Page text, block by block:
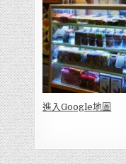
進入Google地圖